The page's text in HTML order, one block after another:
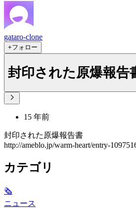
gataro-clone
+フォロー
封印された原爆報告
15 年前
封印された原爆報告書
http://ameblo.jp/warm-heart/entry-
カテゴリ
🗞
ニュース